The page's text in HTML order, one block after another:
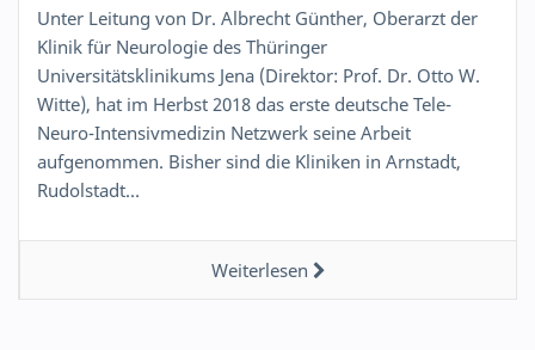
Unter Leitung von Dr. Albrecht Günther, Oberarzt der
Klinik für Neurologie des Thüringer
Universitätsklinikums Jena (Direktor: Prof. Dr. Otto W.
Witte), hat im Herbst 2018 das erste deutsche Tele-
Neuro-Intensivmedizin Netzwerk seine Arbeit
aufgenommen. Bisher sind die Kliniken in Arnstadt,
Rudolstadt…
Weiterlesen